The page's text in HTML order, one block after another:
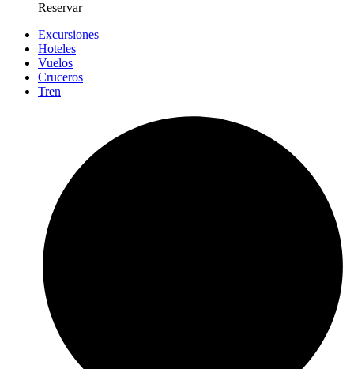
Reservar
Excursiones
Hoteles
Vuelos
Cruceros
Tren